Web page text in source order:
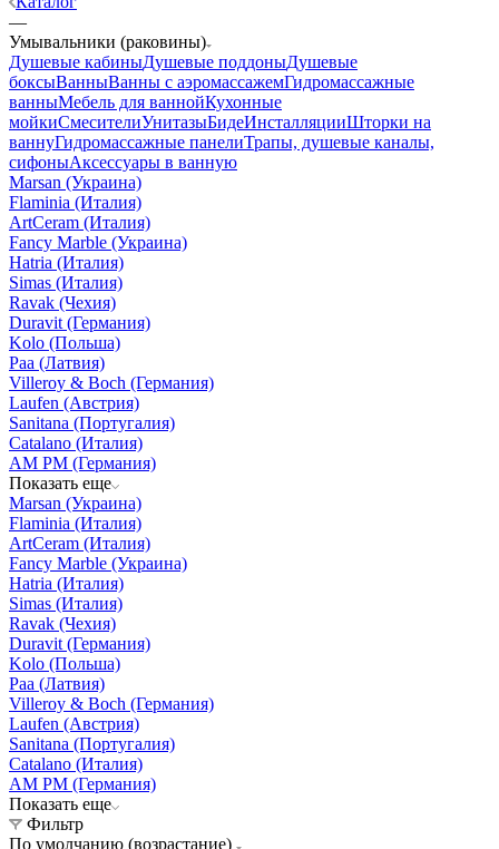
—
Умывальники (раковины)
Душевые кабиныДушевые поддоныДушевые
боксыВанныВанны с аэромассажемГидромассажные
ванныМебель для ваннойКухонные
мойкиСмесителиУнитазыБидеИнсталляцииШторки на
ваннуГидромассажные панелиТрапы, душевые каналы,
сифоныАксессуары в ванную
Marsan (Украина)
Flaminia (Италия)
ArtCeram (Италия)
Fancy Marble (Украина)
Hatria (Италия)
Simas (Италия)
Ravak (Чехия)
Duravit (Германия)
Kolo (Польша)
Paa (Латвия)
Villeroy & Boch (Германия)
Laufen (Австрия)
Sanitana (Португалия)
Catalano (Италия)
AM PM (Германия)
Показать еще
Marsan (Украина)
Flaminia (Италия)
ArtCeram (Италия)
Fancy Marble (Украина)
Hatria (Италия)
Simas (Италия)
Ravak (Чехия)
Duravit (Германия)
Kolo (Польша)
Paa (Латвия)
Villeroy & Boch (Германия)
Laufen (Австрия)
Sanitana (Португалия)
Catalano (Италия)
AM PM (Германия)
Показать еще
Фильтр
По умолчанию (возрастание)